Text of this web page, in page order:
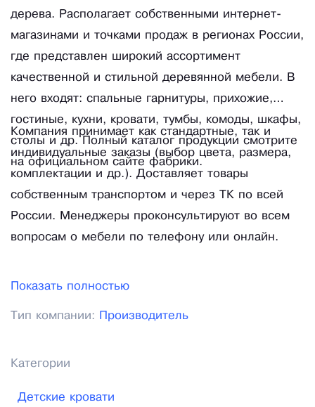
дерева. Располагает собственными интернет-
магазинами и точками продаж в регионах России,
где представлен широкий ассортимент
качественной и стильной деревянной мебели. В
него входят: спальные гарнитуры, прихожие,
гостиные, кухни, кровати, тумбы, комоды, шкафы,
столы и др. Полный каталог продукции смотрите
на официальном сайте фабрики.
Компания принимает как стандартные, так и
индивидуальные заказы (выбор цвета, размера,
комплектации и др.). Доставляет товары
собственным транспортом и через ТК по всей
России. Менеджеры проконсультируют во всем
вопросам о мебели по телефону или онлайн.
Показать полностью
Тип компании: Производитель
Категории
Детские кровати